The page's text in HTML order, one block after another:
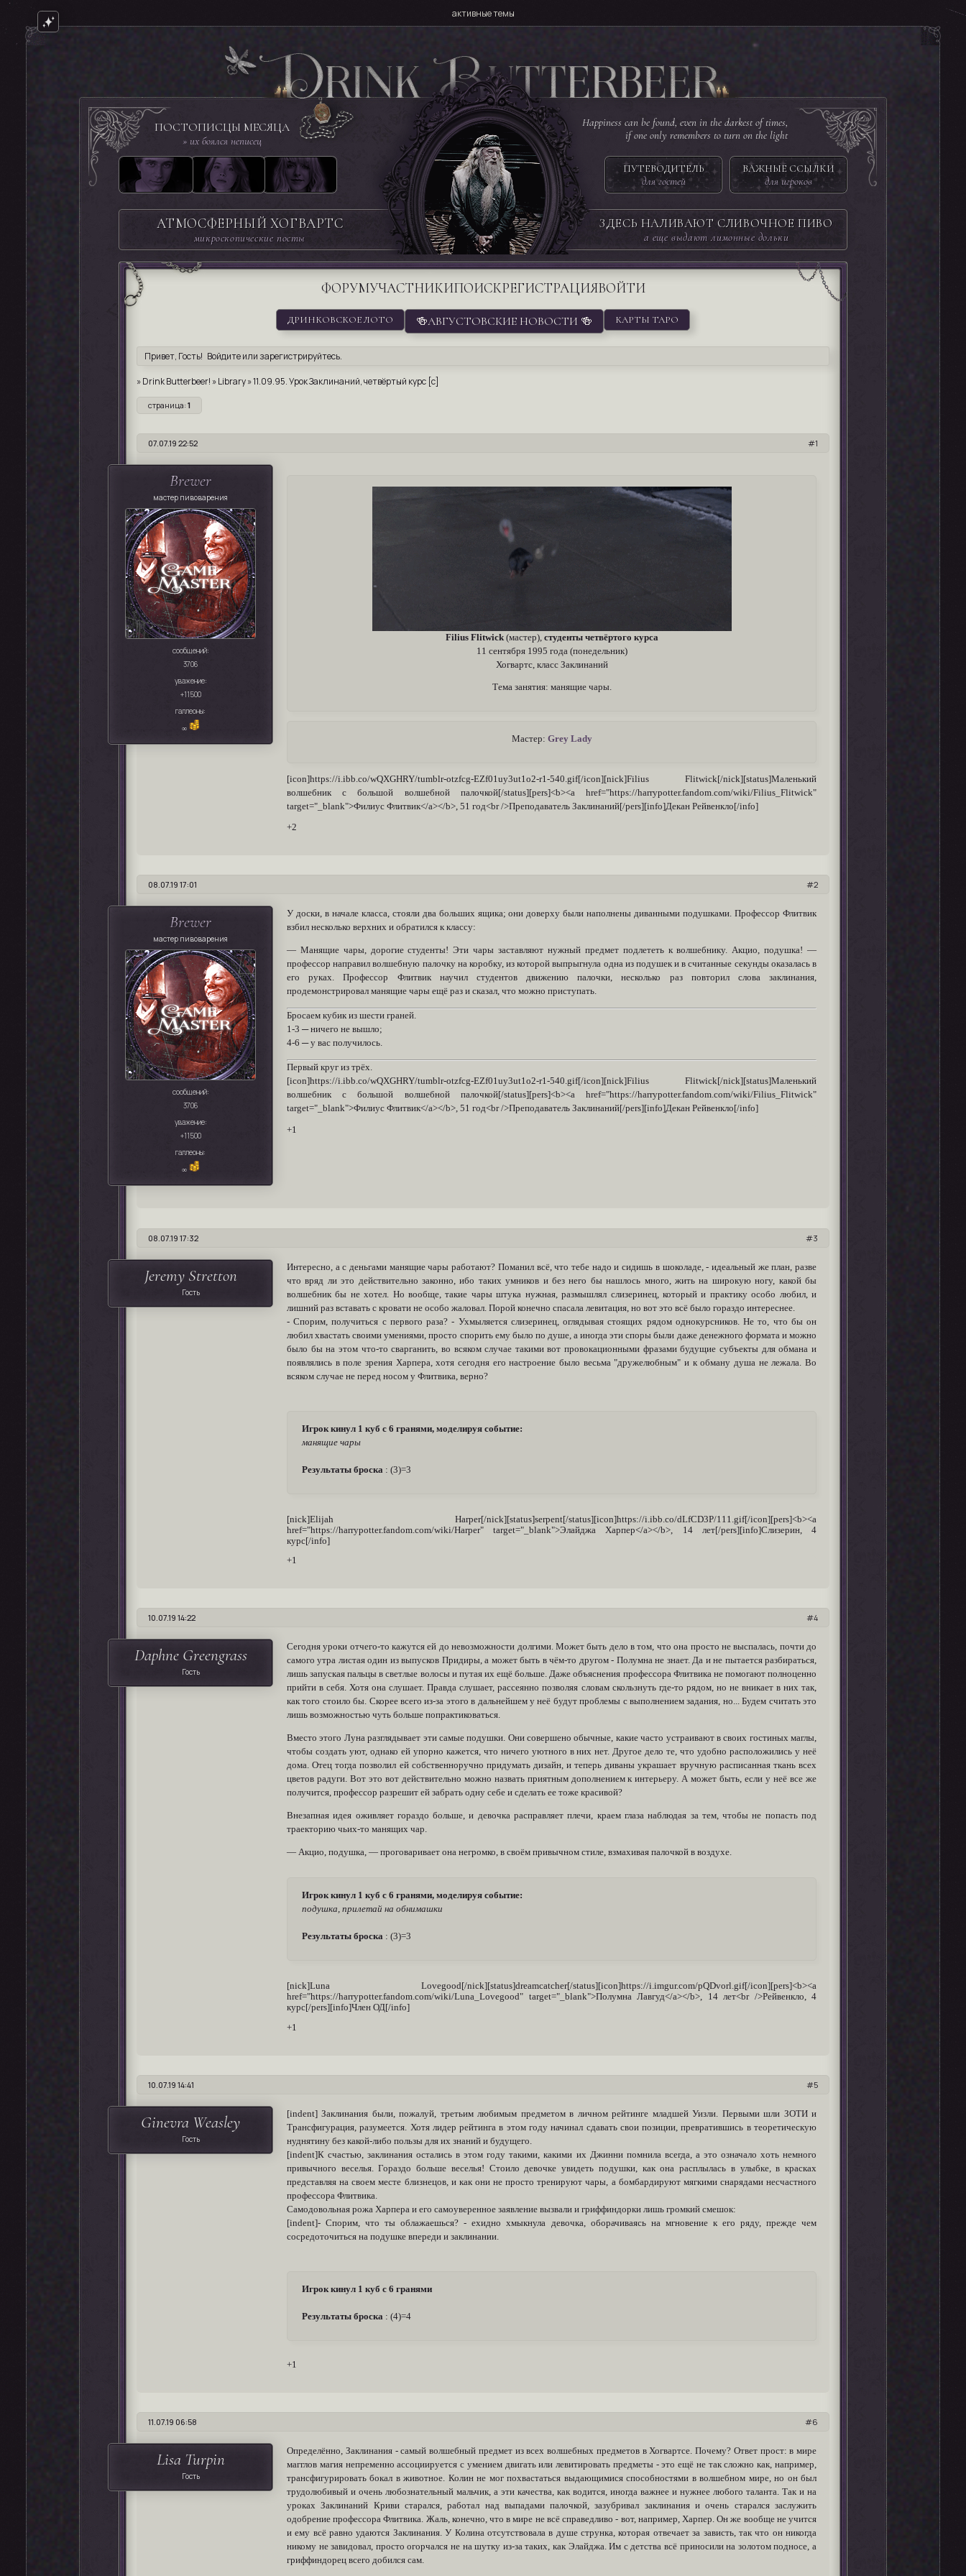
ПОСТОПИСЦЫ МЕСЯЦА
» их боялся неписец
ПУТЕВОДИТЕЛЬ
для гостей
ВАЖНЫЕ ССЫЛКИ
для игроков
ЗДЕСЬ НАЛИВАЮТ СЛИВОЧНОЕ ПИВО
а еще выдают лимонные дольки
АТМОСФЕРНЫЙ ХОГВАРТС
микроскопические посты
Happiness can be found, even in the darkest of times,
if one only remembers to turn on the light
ФОРУМУЧАСТНИКИПОИСКРЕГИСТРАЦИЯВОЙТИ
активные темы
ДРИНКОВСКОЕ ЛОТО 🍻АВГУСТОВСКИЕ НОВОСТИ 🍻 КАРТЫ ТАРО
Привет, Гость! Войдитеили зарегистрируйтесь.
»Drink Butterbeer! »Library»11.09.95. Урок Заклинаний, четвёртый курс [с]
страница: 1
1
07.07.19 22:52
Brewer
мастер пивоварения
сообщений:
3706
уважение:
+11500
галлеоны:
∞
Filius Flitwick(мастер), студенты четвёртого курса
11 сентября 1995 года (понедельник)
Хогвартс, класс Заклинаний
Тема занятия: манящие чары.
Мастер: Grey Lady
[icon]https://i.ibb.co/wQXGHRY/tumblr-otzfcg-EZf01uy3ut1o2-r1-540.gif[/icon][nick]Filius Flitwick[/nick][status]Маленький
волшебник с большой волшебной палочкой[/status][pers]<b><a href="https://harrypotter.fandom.com/wiki/Filius_Flitwick"
target="_blank">Филиус Флитвик</a></b>, 51 год<br />Преподаватель Заклинаний[/pers][info]Декан Рейвенкло[/info]
+2
2
08.07.19 17:01
Brewer
мастер пивоварения
сообщений:
3706
уважение:
+11500
галлеоны:
∞
У доски, в начале класса, стояли два больших ящика; они доверху были наполнены диванными подушками. Профессор Флитвик
взбил несколько верхних и обратился к классу:
― Манящие чары, дорогие студенты! Эти чары заставляют нужный предмет подлететь к волшебнику. Акцио, подушка! ―
профессор направил волшебную палочку на коробку, из которой выпрыгнула одна из подушек и в считанные секунды оказалась в
его руках. Профессор Флитвик научил студентов движению палочки, несколько раз повторил слова заклинания,
продемонстрировал манящие чары ещё раз и сказал, что можно приступать.
Бросаем кубик из шести граней.
1-3 ─ ничего не вышло;
4-6 ─ у вас получилось.
Первый круг из трёх.
[icon]https://i.ibb.co/wQXGHRY/tumblr-otzfcg-EZf01uy3ut1o2-r1-540.gif[/icon][nick]Filius Flitwick[/nick][status]Маленький
волшебник с большой волшебной палочкой[/status][pers]<b><a href="https://harrypotter.fandom.com/wiki/Filius_Flitwick"
target="_blank">Филиус Флитвик</a></b>, 51 год<br />Преподаватель Заклинаний[/pers][info]Декан Рейвенкло[/info]
+1
3
08.07.19 17:32
Jeremy Stretton
Гость
Интересно, а с деньгами манящие чары работают? Поманил всё, что тебе надо и сидишь в шоколаде, - идеальный же план, разве
что вряд ли это действительно законно, ибо таких умников и без него бы нашлось много, жить на широкую ногу, какой бы
волшебник бы не хотел. Но вообще, такие чары штука нужная, размышлял слизеринец, который и практику особо любил, и
лишний раз вставать с кровати не особо жаловал. Порой конечно спасала левитация, но вот это всё было гораздо интереснее.
- Спорим, получиться с первого раза? - Ухмыляется слизеринец, оглядывая стоящих рядом однокурсников. Не то, что бы он
любил хвастать своими умениями, просто спорить ему было по душе, а иногда эти споры были даже денежного формата и можно
было бы на этом что-то сварганить, во всяком случае такими вот провокационными фразами будущие субъекты для обмана и
появлялись в поле зрения Харпера, хотя сегодня его настроение было весьма "дружелюбным" и к обману душа не лежала. Во
всяком случае не перед носом у Флитвика, верно?
Игрок кинул 1 куб с 6 гранями, моделируя событие:
манящие чары
Результаты броска : (3)=3
[nick]Elijah Harper[/nick][status]serpent[/status][icon]https://i.ibb.co/dLfCD3P/111.gif[/icon][pers]<b><a
href="https://harrypotter.fandom.com/wiki/Harper" target="_blank">Элайджа Харпер</a></b>, 14 лет[/pers][info]Слизерин, 4
курс[/info]
+1
4
10.07.19 14:22
Daphne Greengrass
Гость
Сегодня уроки отчего-то кажутся ей до невозможности долгими. Может быть дело в том, что она просто не выспалась, почти до
самого утра листая один из выпусков Придиры, а может быть в чём-то другом - Полумна не знает. Да и не пытается разбираться,
лишь запуская пальцы в светлые волосы и путая их ещё больше. Даже объяснения профессора Флитвика не помогают полноценно
прийти в себя. Хотя она слушает. Правда слушает, рассеянно позволяя словам скользнуть где-то рядом, но не вникает в них так,
как того стоило бы. Скорее всего из-за этого в дальнейшем у неё будут проблемы с выполнением задания, но... Будем считать это
лишь возможностью чуть больше попрактиковаться.
Вместо этого Луна разглядывает эти самые подушки. Они совершено обычные, какие часто устраивают в своих гостиных маглы,
чтобы создать уют, однако ей упорно кажется, что ничего уютного в них нет. Другое дело те, что удобно расположились у неё
дома. Отец тогда позволил ей собственноручно придумать дизайн, и теперь диваны украшает вручную расписанная ткань всех
цветов радуги. Вот это вот действительно можно назвать приятным дополнением к интерьеру. А может быть, если у неё все же
получится, профессор разрешит ей забрать одну себе и сделать ее тоже красивой?
Внезапная идея оживляет гораздо больше, и девочка расправляет плечи, краем глаза наблюдая за тем, чтобы не попасть под
траекторию чьих-то манящих чар.
— Акцио, подушка, — проговаривает она негромко, в своём привычном стиле, взмахивая палочкой в воздухе.
Игрок кинул 1 куб с 6 гранями, моделируя событие:
подушка, прилетай на обнимашки
Результаты броска : (3)=3
[nick]Luna Lovegood[/nick][status]dreamcatcher[/status][icon]https://i.imgur.com/pQDvorl.gif[/icon][pers]<b><a
href="https://harrypotter.fandom.com/wiki/Luna_Lovegood" target="_blank">Полумна Лавгуд</a></b>, 14 лет<br />Рейвенкло, 4
курс[/pers][info]Член ОД[/info]
+1
5
10.07.19 14:41
Ginevra Weasley
Гость
[indent] Заклинания были, пожалуй, третьим любимым предметом в личном рейтинге младшей Уизли. Первыми шли ЗОТИ и
Трансфигурация, разумеется. Хотя лидер рейтинга в этом году начинал сдавать свои позиции, превратившись в теоретическую
нуднятину без какой-либо пользы для их знаний и будущего.
[indent]К счастью, заклинания остались в этом году такими, какими их Джинни помнила всегда, а это означало хоть немного
привычного веселья. Гораздо больше веселья! Стоило девочке увидеть подушки, как она расплылась в улыбке, в красках
представляя на своем месте близнецов, и как они не просто тренируют чары, а бомбардируют мягкими снарядами несчастного
профессора Флитвика.
Самодовольная рожа Харпера и его самоуверенное заявление вызвали и гриффиндорки лишь громкий смешок:
[indent]- Спорим, что ты облажаешься? - ехидно хмыкнула девочка, оборачиваясь на мгновение к его ряду, прежде чем
сосредоточиться на подушке впереди и заклинании.
Игрок кинул 1 куб с 6 гранями
Результаты броска : (4)=4
+1
6
11.07.19 06:58
Lisa Turpin
Гость
Определённо, Заклинания - самый волшебный предмет из всех волшебных предметов в Хогвартсе. Почему? Ответ прост: в мире
магглов магия непременно ассоциируется с умением двигать или левитировать предметы - это ещё не так сложно как, например,
трансфигурировать бокал в животное. Колин не мог похвастаться выдающимися способностями в волшебном мире, но он был
трудолюбивый и очень любознательный мальчик, а эти качества, как водится, иногда важнее и нужнее любого таланта. Так и на
уроках Заклинаний Криви старался, работал над выпадами палочкой, зазубривал заклинания и очень старался заслужить
одобрение профессора Флитвика. Жаль, конечно, что в мире не всё справедливо - вот, например, Харпер. Он же вообще не учится
и ему всё равно удаются Заклинания. У Колина отсутствовала в душе струнка, которая отвечает за зависть, так что он никогда
никому не завидовал, просто огорчался не на шутку из-за таких, как Элайджа. Им с детства всё приносили на золотом подносе, а
гриффиндорец всего добился сам.